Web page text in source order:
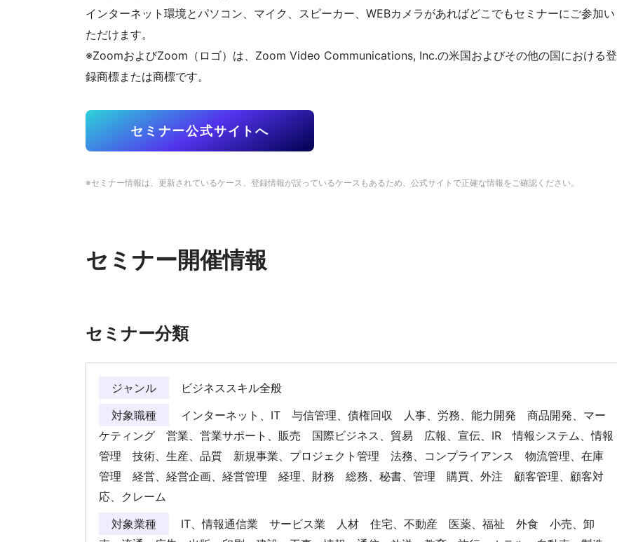
インターネット環境とパソコン、マイク、スピーカー、WEBカメラがあればどこでもセミナーにご参加い
ただけます。
※ZoomおよびZoom（ロゴ）は、Zoom Video Communications, Inc.の米国およびその他の国における登
録商標または商標です。
セミナー公式サイトへ
※セミナー情報は、更新されているケース、登録情報が誤っているケースもあるため、公式サイトで正確な情報をご確認ください。
セミナー開催情報
セミナー分類
ジャンル
ビジネススキル全般
対象職種
インターネット、IT 与信管理、債権回収 人事、労務、能力開発 商品開発、マー
ケティング 営業、営業サポート、販売 国際ビジネス、貿易 広報、宣伝、IR 情報システム、情報
管理 技術、生産、品質 新規事業、プロジェクト管理 法務、コンプライアンス 物流管理、在庫
管理 経営、経営企画、経営管理 経理、財務 総務、秘書、管理 購買、外注 顧客管理、顧客対
応、クレーム
対象業種
IT、情報通信業 サービス業 人材 住宅、不動産 医薬、福祉 外食 小売、卸